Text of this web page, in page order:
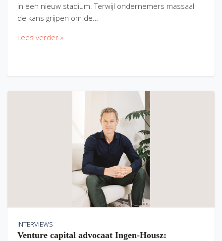
in een nieuw stadium. Terwijl ondernemers massaal
de kans grijpen om de…
Lees verder »
INTERVIEWS
Venture capital advocaat Ingen-Housz: